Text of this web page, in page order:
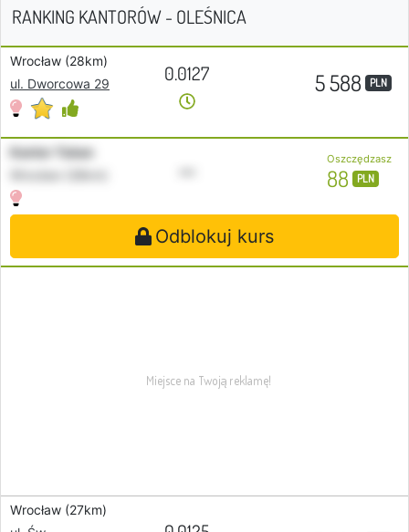
RANKING KANTORÓW - OLEŚNICA
Wrocław (28km)
ul. Dworcowa 29
0.0127 5 588 PLN
Kantor Tukan
•••
Oszczędzasz
88 PLN
Odblokuj kurs
Wrocław (27km)